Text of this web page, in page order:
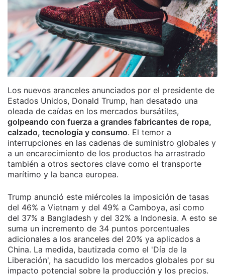
Los nuevos aranceles anunciados por el presidente de
Estados Unidos, Donald Trump, han desatado una
oleada de caídas en los mercados bursátiles,
golpeando con fuerza a grandes fabricantes de ropa,
calzado, tecnología y consumo. El temor a
interrupciones en las cadenas de suministro globales y
a un encarecimiento de los productos ha arrastrado
también a otros sectores clave como el transporte
marítimo y la banca europea.
Trump anunció este miércoles la imposición de tasas
del 46% a Vietnam y del 49% a Camboya, así como
del 37% a Bangladesh y del 32% a Indonesia. A esto se
suma un incremento de 34 puntos porcentuales
adicionales a los aranceles del 20% ya aplicados a
China. La medida, bautizada como el 'Día de la
Liberación', ha sacudido los mercados globales por su
impacto potencial sobre la producción y los precios.